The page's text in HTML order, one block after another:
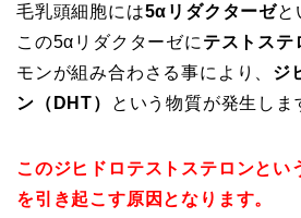
毛乳頭細胞には5αリダクターゼと
この5αリダクターゼに テストステ
モンが組み合わさる事により、 ジ
ン（DHT）
という物質が発生しま
このジヒドロテストステロンとい
を引き起こす原因となります。